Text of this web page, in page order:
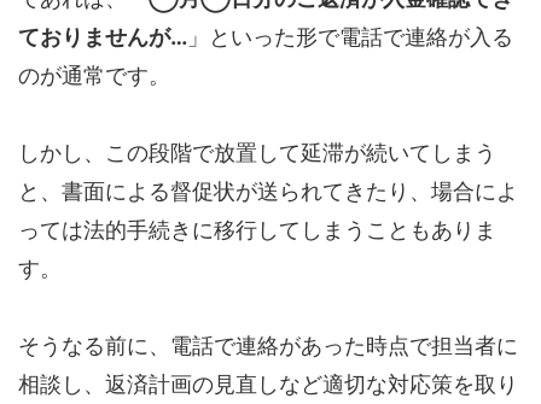
ておりませんが… 」といった形で電話で連絡が入る
のが通常です。
しかし、この段階で放置して延滞が続いてしまう
と、書面による督促状が送られてきたり、場合によ
っては法的手続きに移行してしまうこともありま
す。
そうなる前に、電話で連絡があった時点で担当者に
相談し、返済計画の見直しなど適切な対応策を取り